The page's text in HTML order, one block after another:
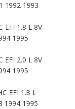
1992 1993
EFI 1.8 L 8V
1995
EFI 2.0 L 8V
1995
EFI 1.8 L
1994 1995